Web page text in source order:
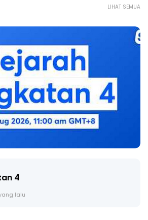
LIHAT SEMUA
4
lalu